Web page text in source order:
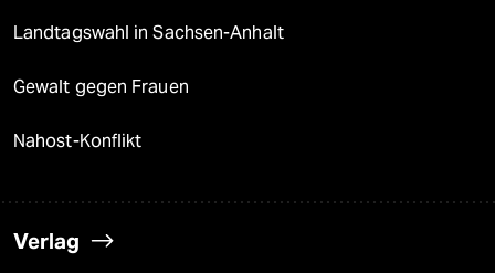
Landtagswahl in Sachsen-Anhalt
Gewalt gegen Frauen
Nahost-Konflikt
Verlag